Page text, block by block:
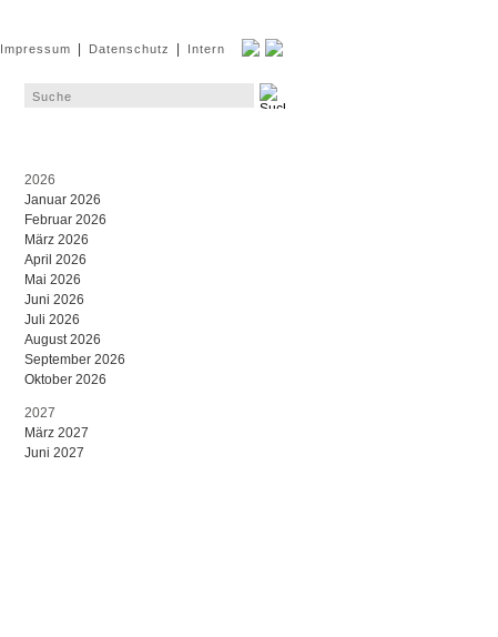
Impressum Datenschutz Intern
2026
Januar 2026
Februar 2026
März 2026
April 2026
Mai 2026
Juni 2026
Juli 2026
August 2026
September 2026
Oktober 2026
2027
März 2027
Juni 2027